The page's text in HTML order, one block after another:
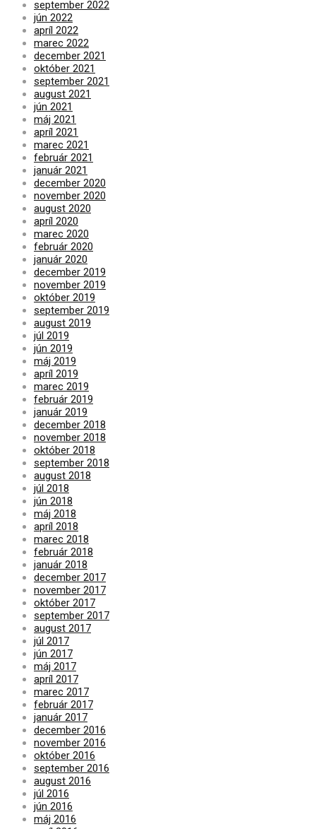
september 2022
jún 2022
apríl 2022
marec 2022
december 2021
október 2021
september 2021
august 2021
jún 2021
máj 2021
apríl 2021
marec 2021
február 2021
január 2021
december 2020
november 2020
august 2020
apríl 2020
marec 2020
február 2020
január 2020
december 2019
november 2019
október 2019
september 2019
august 2019
júl 2019
jún 2019
máj 2019
apríl 2019
marec 2019
február 2019
január 2019
december 2018
november 2018
október 2018
september 2018
august 2018
júl 2018
jún 2018
máj 2018
apríl 2018
marec 2018
február 2018
január 2018
december 2017
november 2017
október 2017
september 2017
august 2017
júl 2017
jún 2017
máj 2017
apríl 2017
marec 2017
február 2017
január 2017
december 2016
november 2016
október 2016
september 2016
august 2016
júl 2016
jún 2016
máj 2016